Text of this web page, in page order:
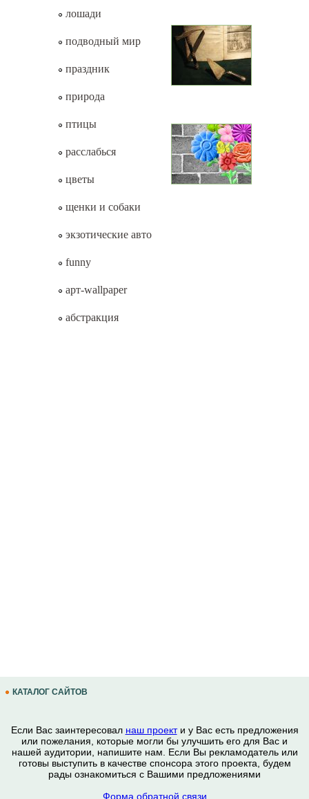
лошади
подводный мир
праздник
природа
птицы
расслабься
цветы
щенки и собаки
экзотические авто
funny
арт-wallpaper
абстракция
КАТАЛОГ САЙТОВ
Если Вас заинтересовал наш проекти у Вас есть предложения
или пожелания, которые могли бы улучшить его для Вас и
нашей аудитории, напишите нам. Если Вы рекламодатель или
готовы выступить в качестве спонсора этого проекта, будем
рады ознакомиться с Вашими предложениями
Форма обратной связи